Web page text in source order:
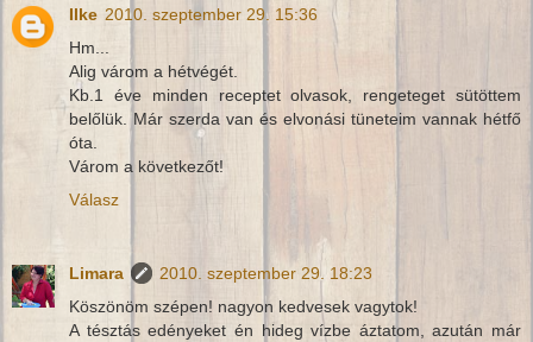
Ilke 2010. szeptember 29. 15:36
Hm...
Alig várom a hétvégét.
Kb.1 éve minden receptet olvasok, rengeteget sütöttem
belőlük. Már szerda van és elvonási tüneteim vannak hétfő
óta.
Várom a következőt!
Válasz
Limara
2010. szeptember 29. 18:23
Köszönöm szépen! nagyon kedvesek vagytok!
A tésztás edényeket én hideg vízbe áztatom, azután már